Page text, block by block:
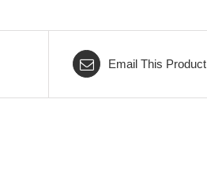
Email This Product